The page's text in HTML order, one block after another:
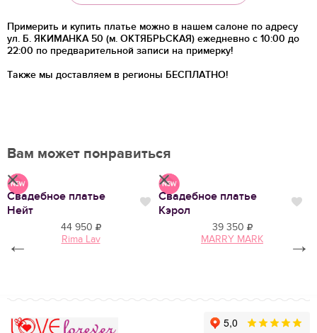
Примерить и купить платье можно в нашем салоне по адресу
ул. Б. ЯКИМАНКА 50 (м. ОКТЯБРЬСКАЯ) ежедневно с 10:00 до
22:00 по предварительной записи на примерку!
Также мы доставляем в регионы БЕСПЛАТНО!
Вам может понравиться
Нравится
Свадебное платье
Нейт
Нравится
44 950
Rima Lav
Свадебное платье
Кэрол
39 350
MARRY MARK
← →